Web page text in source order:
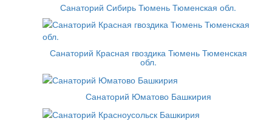
Санаторий Сибирь Тюмень Тюменская обл.
Санаторий Красная гвоздика Тюмень Тюменская
обл.
Санаторий Юматово Башкирия